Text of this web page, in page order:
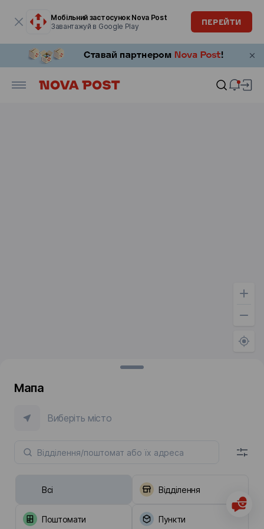
Мобільний застосунок Nova Post
Завантажуй в Google Play
ПЕРЕЙТИ
Мапа
Виберіть місто
Всі Відділення
Поштомати Пункти